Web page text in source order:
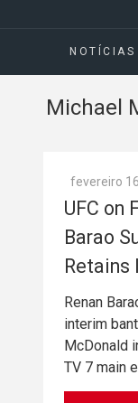
NOTÍCIAS
Michael
fevereiro
UFC on
Barao
Retains
Renan
interim
McDonald
TV 7 main